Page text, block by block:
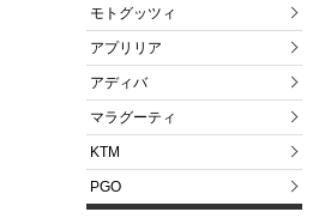
モトグッツィ
アプリリア
アディバ
マラグーティ
KTM
PGO